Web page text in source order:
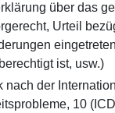
über das
Urteil
ist, usw.)
der
10